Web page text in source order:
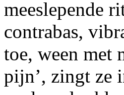
meeslepende
contrabas,
toe, ween met
pijn’, zingt ze